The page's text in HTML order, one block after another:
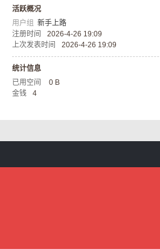
服
论
活跃概况
用户组 新手上路
注册时间
2026-4-26 19:09
上次发表时间
2026-4-26 19:09
统计信息
已用空间
0 B
金钱
4